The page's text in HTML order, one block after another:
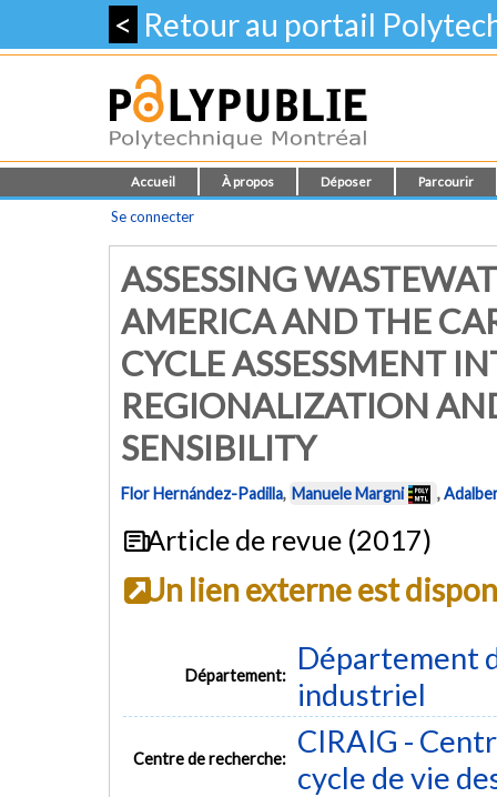
< Retour au portail
Accueil À propos Déposer Parcourir
Se connecter
ASSESSING
AMERICA AND THE
CYCLE ASSESSMENT
REGIONALIZATION
SENSIBILITY
Flor Hernández-Padilla, Manuele Margni ,
Article de revue (2017)
Un lien externe est
Département:
Département
industriel
Centre de recherche:
CIRAIG -
cycle de vie